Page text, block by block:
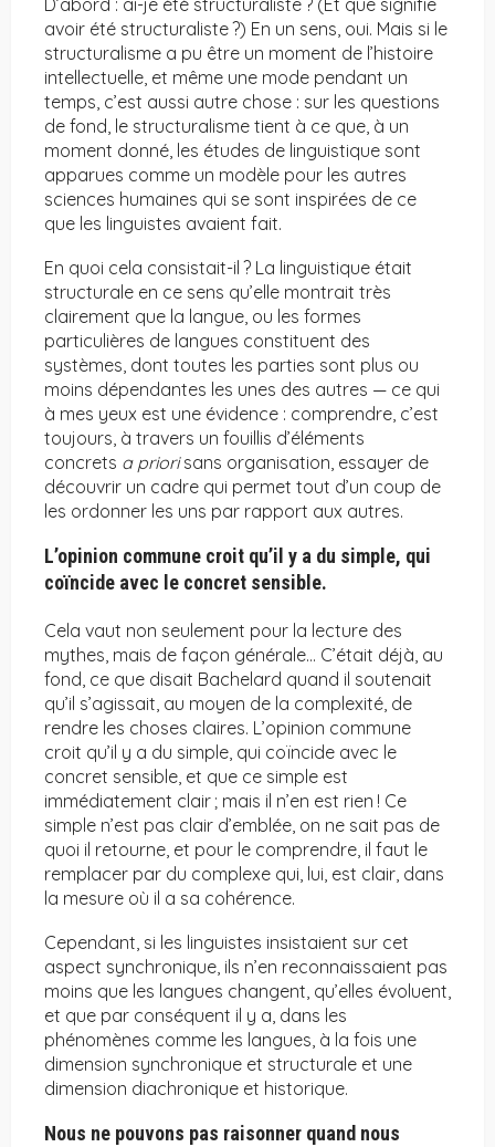
D’abord : ai-je été structuraliste ? (Et que signifie
avoir été structuraliste ?) En un sens, oui. Mais si le
structuralisme a pu être un moment de l’histoire
intellectuelle, et même une mode pendant un
temps, c’est aussi autre chose : sur les questions
de fond, le structuralisme tient à ce que, à un
moment donné, les études de linguistique sont
apparues comme un modèle pour les autres
sciences humaines qui se sont inspirées de ce
que les linguistes avaient fait.
En quoi cela consistait-il ? La linguistique était
structurale en ce sens qu’elle montrait très
clairement que la langue, ou les formes
particulières de langues constituent des
systèmes, dont toutes les parties sont plus ou
moins dépendantes les unes des autres — ce qui
à mes yeux est une évidence : comprendre, c’est
toujours, à travers un fouillis d’éléments
concrets a priorisans organisation, essayer de
découvrir un cadre qui permet tout d’un coup de
les ordonner les uns par rapport aux autres.
L’opinion commune croit qu’il y a du simple, qui
coïncide avec le concret sensible.
Cela vaut non seulement pour la lecture des
mythes, mais de façon générale… C’était déjà, au
fond, ce que disait Bachelard quand il soutenait
qu’il s’agissait, au moyen de la complexité, de
rendre les choses claires. L’opinion commune
croit qu’il y a du simple, qui coïncide avec le
concret sensible, et que ce simple est
immédiatement clair ; mais il n’en est rien ! Ce
simple n’est pas clair d’emblée, on ne sait pas de
quoi il retourne, et pour le comprendre, il faut le
remplacer par du complexe qui, lui, est clair, dans
la mesure où il a sa cohérence.
Cependant, si les linguistes insistaient sur cet
aspect synchronique, ils n’en reconnaissaient pas
moins que les langues changent, qu’elles évoluent,
et que par conséquent il y a, dans les
phénomènes comme les langues, à la fois une
dimension synchronique et structurale et une
dimension diachronique et historique.
Nous ne pouvons pas raisonner quand nous